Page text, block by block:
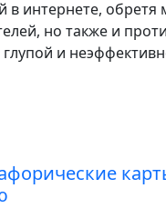
в интернете, обретя
но также и
и